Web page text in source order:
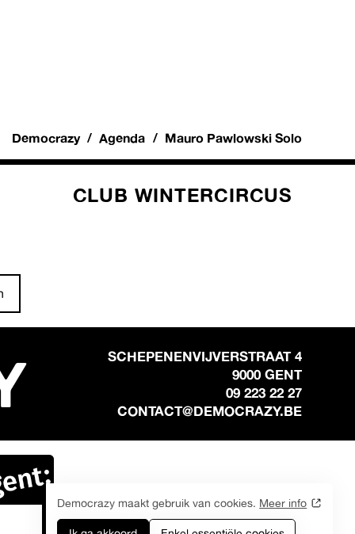
Democrazy maakt gebruik van cookies. Meer info
Democrazy Agenda Mauro Pawlowski Solo
CLUB WINTERCIRCUS
SCHEPENENVIJVERSTRAAT 4
9000 GENT
09 223 22 27
CONTACT@DEMOCRAZY.BE